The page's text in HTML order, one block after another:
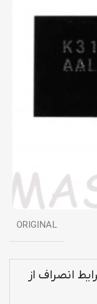
ORIGINAL
انصراف از